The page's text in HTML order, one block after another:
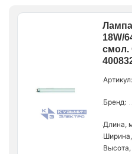
18W/
смол.
Артикул:
Бренд:
Длина,